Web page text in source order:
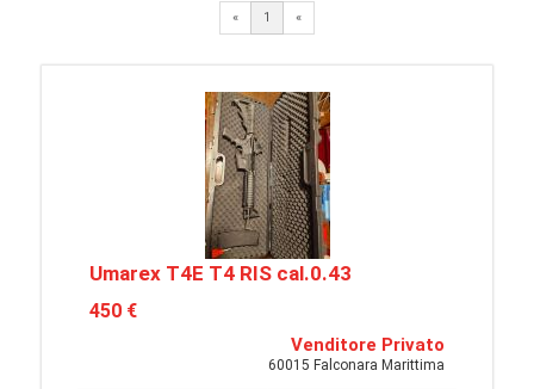
« 1 «
Umarex T4E T4 RIS cal.0.43
450 €
Venditore Privato
60015 Falconara Marittima